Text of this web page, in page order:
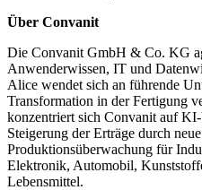
Über Convanit
Die Convanit GmbH & Co. KG
Anwenderwissen, IT und
Alice wendet sich an führende
Transformation in der Fertigung
konzentriert sich Convanit auf
Steigerung der Erträge durch
Produktionsüberwachung für
Elektronik, Automobil,
Lebensmittel.